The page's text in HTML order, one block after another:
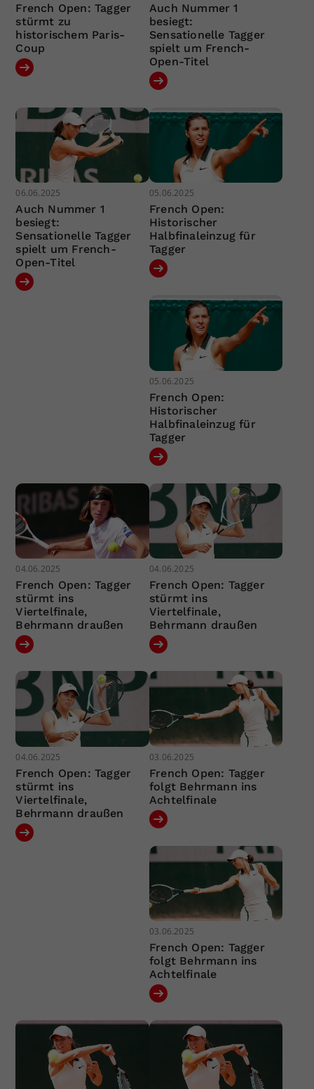
French Open: Tagger
stürmt zu
historischem Paris-
Coup
Auch Nummer 1
besiegt:
Sensationelle Tagger
spielt um French-
Open-Titel
06.06.2025
Auch Nummer 1
besiegt:
Sensationelle Tagger
spielt um French-
Open-Titel
05.06.2025
French Open:
Historischer
Halbfinaleinzug für
Tagger
05.06.2025
French Open:
Historischer
Halbfinaleinzug für
Tagger
04.06.2025
French Open: Tagger
stürmt ins
Viertelfinale,
Behrmann draußen
04.06.2025
French Open: Tagger
stürmt ins
Viertelfinale,
Behrmann draußen
04.06.2025
French Open: Tagger
stürmt ins
Viertelfinale,
Behrmann draußen
03.06.2025
French Open: Tagger
folgt Behrmann ins
Achtelfinale
03.06.2025
French Open: Tagger
folgt Behrmann ins
Achtelfinale